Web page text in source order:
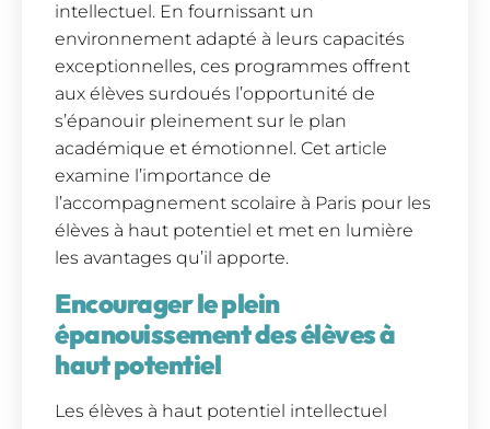
intellectuel. En fournissant un
environnement adapté à leurs capacités
exceptionnelles, ces programmes offrent
aux élèves surdoués l’opportunité de
s’épanouir pleinement sur le plan
académique et émotionnel. Cet article
examine l’importance de
l’accompagnement scolaire à Paris pour les
élèves à haut potentiel et met en lumière
les avantages qu’il apporte.
Encourager le plein
épanouissement des élèves à
haut potentiel
Les élèves à haut potentiel intellectuel